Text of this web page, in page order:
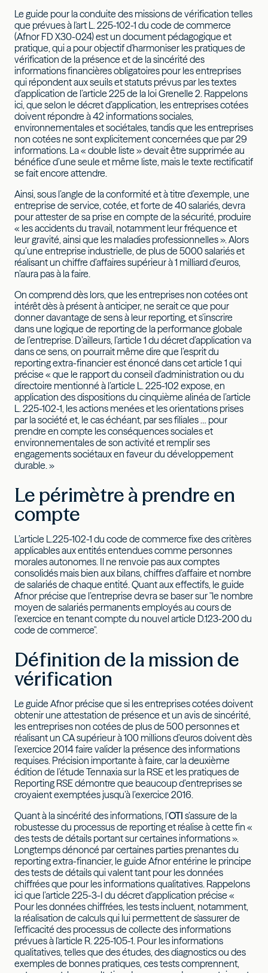
Le guide pour la conduite des missions de vérification telles
que prévues à l'art L. 225-102-1 du code de commerce
(Afnor FD X30-024) est un document pédagogique et
pratique, qui a pour objectif d'harmoniser les pratiques de
vérification de la présence et de la sincérité des
informations financières obligatoires pour les entreprises
qui répondent aux seuils et statuts prévus par les textes
d’application de l’article 225 de la loi Grenelle 2. Rappelons
ici, que selon le décret d’application, les entreprises cotées
doivent répondre à 42 informations sociales,
environnementales et sociétales, tandis que les entreprises
non cotées ne sont explicitement concernées que par 29
informations. La « double liste » devait être supprimée au
bénéfice d’une seule et même liste, mais le texte rectificatif
se fait encore attendre.
Ainsi, sous l’angle de la conformité et à titre d’exemple, une
entreprise de service, cotée, et forte de 40 salariés, devra
pour attester de sa prise en compte de la sécurité, produire
« les accidents du travail, notamment leur fréquence et
leur gravité, ainsi que les maladies professionnelles ». Alors
qu’une entreprise industrielle, de plus de 5000 salariés et
réalisant un chiffre d’affaires supérieur à 1 milliard d’euros,
n’aura pas à la faire.
On comprend dès lors, que les entreprises non cotées ont
intérêt dès à présent à anticiper, ne serait ce que pour
donner davantage de sens à leur reporting, et s’inscrire
dans une logique de reporting de la performance globale
de l’entreprise. D’ailleurs, l’article 1 du décret d’application va
dans ce sens, on pourrait même dire que l’esprit du
reporting extra-financier est énoncé dans cet article 1 qui
précise « que le rapport du conseil d’administration ou du
directoire mentionné à l’article L. 225-102 expose, en
application des dispositions du cinquième alinéa de l’article
L. 225-102-1, les actions menées et les orientations prises
par la société et, le cas échéant, par ses filiales … pour
prendre en compte les conséquences sociales et
environnementales de son activité et remplir ses
engagements sociétaux en faveur du développement
durable. »
Le périmètre à prendre en
compte
L’article L.225-102-1 du code de commerce fixe des critères
applicables aux entités entendues comme personnes
morales autonomes. Il ne renvoie pas aux comptes
consolidés mais bien aux bilans, chiffres d’affaire et nombre
de salariés de chaque entité. Quant aux effectifs, le guide
Afnor précise que l’entreprise devra se baser sur "le nombre
moyen de salariés permanents employés au cours de
l’exercice en tenant compte du nouvel article D.123-200 du
code de commerce".
Définition de la mission de
vérification
Le guide Afnor précise que si les entreprises cotées doivent
obtenir une attestation de présence et un avis de sincérité,
les entreprises non cotées de plus de 500 personnes et
réalisant un CA supérieur à 100 millions d’euros doivent dès
l’exercice 2014 faire valider la présence des informations
requises. Précision importante à faire, car la deuxième
édition de l’étude Tennaxia sur la RSE et les pratiques de
Reporting RSE démontre que beaucoup d’entreprises se
croyaient exemptées jusqu’à l’exercice 2016.
Quant à la sincérité des informations, l’OTI s’assure de la
robustesse du processus de reporting et réalise à cette fin «
des tests de détails portant sur certaines informations ».
Longtemps dénoncé par certaines parties prenantes du
reporting extra-financier, le guide Afnor entérine le principe
des tests de détails qui valent tant pour les données
chiffrées que pour les informations qualitatives. Rappelons
ici que l’article 225-3-I du décret d’application précise «
Pour les données chiffrées, les tests incluent, notamment,
la réalisation de calculs qui lui permettent de s'assurer de
l'efficacité des processus de collecte des informations
prévues à l'article R. 225-105-1. Pour les informations
qualitatives, telles que des études, des diagnostics ou des
exemples de bonnes pratiques, ces tests comprennent,